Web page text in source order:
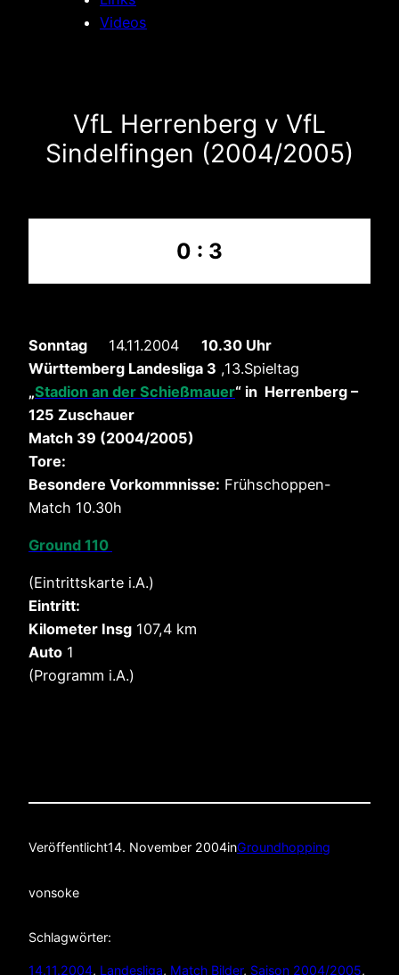
Videos
VfL Herrenberg v VfL
Sindelfingen (2004/2005)
0 : 3
Sonntag 14.11.2004 10.30 Uhr
Württemberg Landesliga 3 ,13.Spieltag
„Stadion an der Schießmauer“ in Herrenberg –
125 Zuschauer
Match 39 (2004/2005)
Tore:
Besondere Vorkommnisse: Frühschoppen-
Match 10.30h
Ground 110
(Eintrittskarte i.A.)
Eintritt:
Kilometer Insg 107,4 km
Auto 1
(Programm i.A.)
Veröffentlicht14. November 2004inGroundhopping
vonsoke
Schlagwörter:
14.11.2004, Landesliga, Match Bilder, Saison 2004/2005